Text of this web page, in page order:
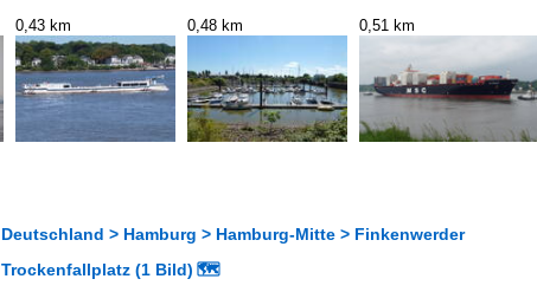
0,43 km 0,48 km 0,51 km
Deutschland > Hamburg > Hamburg-Mitte > Finkenwerder
Trockenfallplatz (1 Bild) 🗺